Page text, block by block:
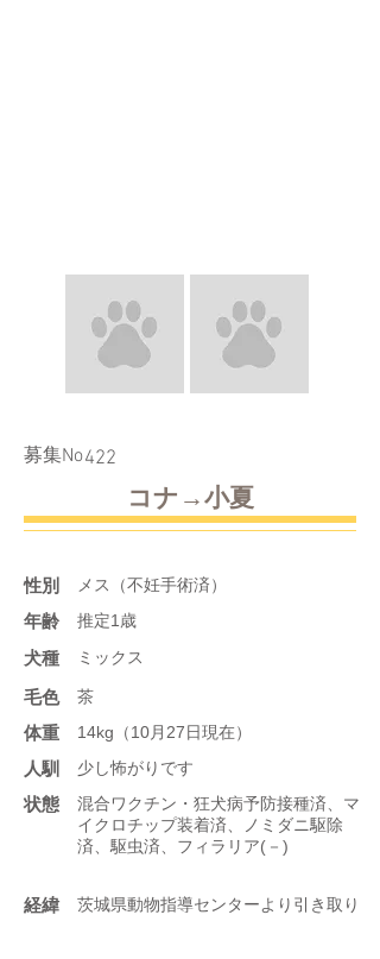
​募集No422
コナ→小夏
性別 メス（不妊手術済）
年齢 推定1歳
​犬種 ミックス
​毛色 茶
体重 14kg（10月27日現在）
人馴 少し怖がりです
状態
混合ワクチン・狂犬病予防接種済、マ
イクロチップ装着済、ノミダニ駆除
済、駆虫済、フィラリア(－)
​経緯 茨城県動物指導センターより引き取り